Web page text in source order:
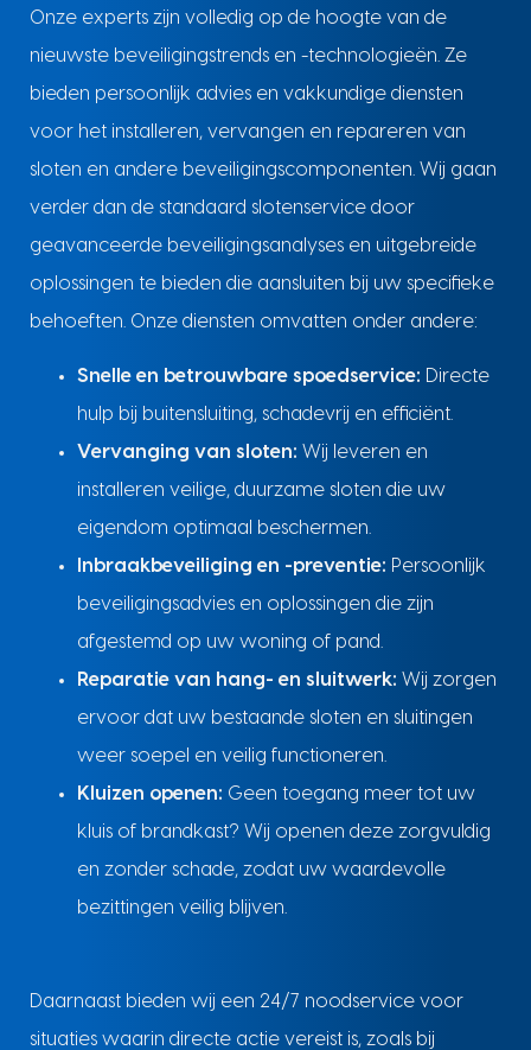
Onze experts zijn volledig op de hoogte van de
nieuwste beveiligingstrends en -technologieën. Ze
bieden persoonlijk advies en vakkundige diensten
voor het installeren, vervangen en repareren van
sloten en andere beveiligingscomponenten. Wij gaan
verder dan de standaard slotenservice door
geavanceerde beveiligingsanalyses en uitgebreide
oplossingen te bieden die aansluiten bij uw specifieke
behoeften. Onze diensten omvatten onder andere:
Snelle en betrouwbare spoedservice: Directe
hulp bij buitensluiting, schadevrij en efficiënt.
Vervanging van sloten: Wij leveren en
installeren veilige, duurzame sloten die uw
eigendom optimaal beschermen.
Inbraakbeveiliging en -preventie: Persoonlijk
beveiligingsadvies en oplossingen die zijn
afgestemd op uw woning of pand.
Reparatie van hang- en sluitwerk: Wij zorgen
ervoor dat uw bestaande sloten en sluitingen
weer soepel en veilig functioneren.
Kluizen openen: Geen toegang meer tot uw
kluis of brandkast? Wij openen deze zorgvuldig
en zonder schade, zodat uw waardevolle
bezittingen veilig blijven.
Daarnaast bieden wij een 24/7 noodservice voor
situaties waarin directe actie vereist is, zoals bij